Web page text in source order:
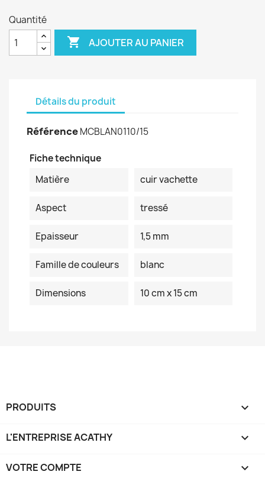
Quantité
 AJOUTER AU PANIER
Détails du produit
RéférenceMCBLAN0110/15
Fiche technique
Matière
cuir vachette
Aspect tressé
Epaisseur 1,5 mm
Famille de couleurs blanc
Dimensions 10 cm x 15 cm
PRODUITS 
L'ENTREPRISE ACATHY 
VOTRE COMPTE 